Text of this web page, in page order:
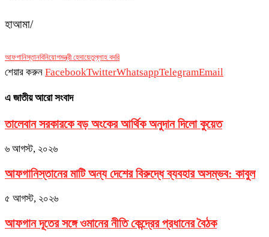
হাআমা/
আফগানিস্তানবিনিয়োগমন্ত্রী হেদায়েতুল্লাহ বদরি
শেয়ার করুন FacebookTwitterWhatsappTelegramEmail
এ জাতীয় আরো সংবাদ
তালেবান সরকারকে বড় অংকের আর্থিক অনুদান দিলো কুয়েত
৬ আগস্ট, ২০২৬
আফগানিস্তানের মাটি অন্য দেশের বিরুদ্ধে ব্যবহার অসম্ভব: কাবুল
৫ আগস্ট, ২০২৬
আফগান দূতের সঙ্গে ওমানের নীতি কেন্দ্রের প্রধানের বৈঠক